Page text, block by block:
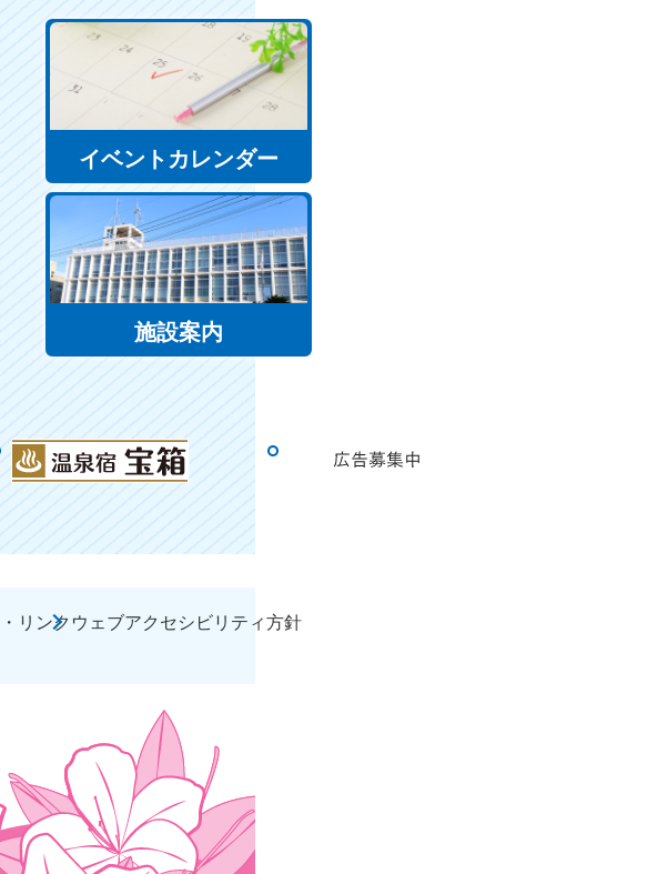
イベントカレンダー
施設案内
リンク ウェブアクセシビリティ方針